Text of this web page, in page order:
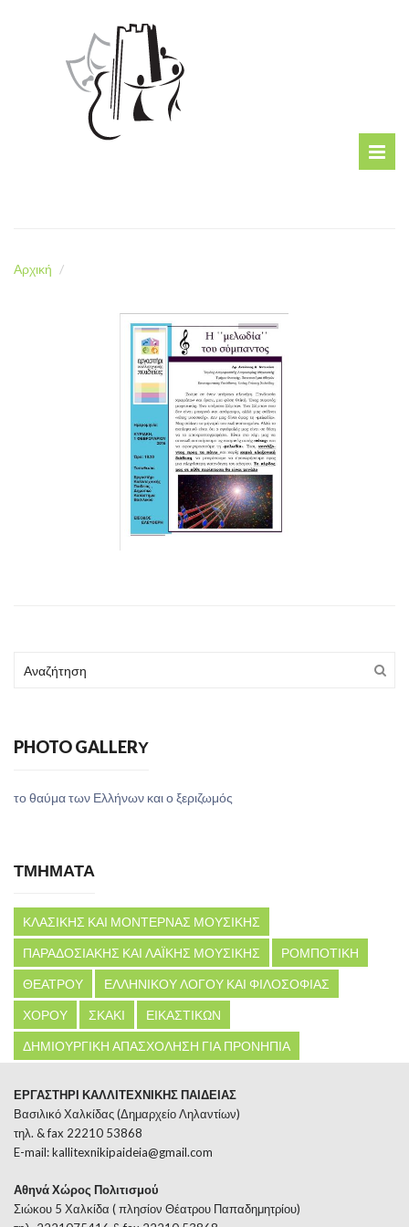
Αρχική
PHOTO GALLERΥ
το θαύμα των Ελλήνων και ο ξεριζωμός
ΤΜΗΜΑΤΑ
ΚΛΑΣΙΚΗΣ ΚΑΙ ΜΟΝΤΕΡΝΑΣ ΜΟΥΣΙΚΗΣ
ΠΑΡΑΔΟΣΙΑΚΗΣ ΚΑΙ ΛΑΪΚΗΣ ΜΟΥΣΙΚΗΣ
ΡΟΜΠΟΤΙΚΗ
ΘΕΑΤΡΟΥ
ΕΛΛΗΝΙΚΟΥ ΛΟΓΟΥ ΚΑΙ ΦΙΛΟΣΟΦΙΑΣ
ΧΟΡΟΥ
ΣΚΑΚΙ
ΕΙΚΑΣΤΙΚΩΝ
ΔΗΜΙΟΥΡΓΙΚΗ ΑΠΑΣΧΟΛΗΣΗ ΓΙΑ ΠΡΟΝΗΠΙΑ
ΕΡΓΑΣΤΗΡΙ ΚΑΛΛΙΤΕΧΝΙΚΗΣ ΠΑΙΔΕΙΑΣ
Βασιλικό Χαλκίδας (Δημαρχείο Ληλαντίων)
τηλ. & fax 22210 53868
E-mail:kallitexnikipaideia@gmail.com
Αθηνά Χώρος Πολιτισμού
Σιώκου 5 Χαλκίδα ( πλησίον Θέατρου Παπαδημητρίου)